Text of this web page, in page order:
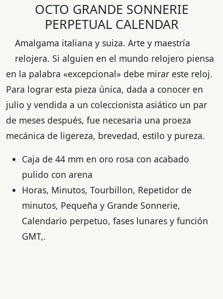
OCTO GRANDE SONNERIE
PERPETUAL CALENDAR
Amalgama italiana y suiza. Arte y maestría
relojera. Si alguien en el mundo relojero piensa
en la palabra «excepcional» debe mirar este reloj.
Para lograr esta pieza única, dada a conocer en
julio y vendida a un coleccionista asiático un par
de meses después, fue necesaria una proeza
mecánica de ligereza, brevedad, estilo y pureza.
Caja de 44 mm en oro rosa con acabado
pulido con arena
Horas, Minutos, Tourbillon, Repetidor de
minutos, Pequeña y Grande Sonnerie,
Calendario perpetuo, fases lunares y función
GMT,.